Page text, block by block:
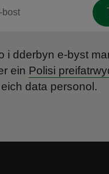
i dderbyn e-byst
ein Polisi
data personol.